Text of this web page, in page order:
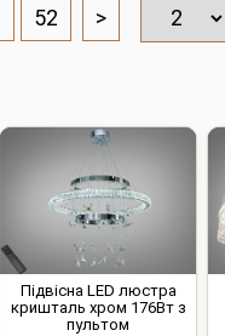
52 >
Підвісна LED люстра
кришталь хром 176Вт з
пультом